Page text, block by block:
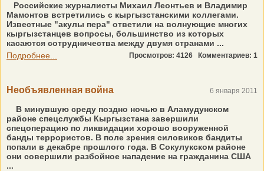
Российские журналисты Михаил Леонтьев и Владимир
Мамонтов встретились с кыргызстанскими коллегами.
Известные "акулы пера" ответили на волнующие многих
кыргызстанцев вопросы, большинство из которых
касаются сотрудничества между двумя странами ...
Подробнее...
Просмотров: 4126 Комментариев: 1
Необъявленная война 6 января 2011
В минувшую среду поздно ночью в Аламудунском
районе спецслужбы Кыргызстана завершили
спецоперацию по ликвидации хорошо вооруженной
банды террористов. В поле зрения силовиков бандиты
попали в декабре прошлого года. В Сокулукском районе
они совершили разбойное нападение на гражданина США
...